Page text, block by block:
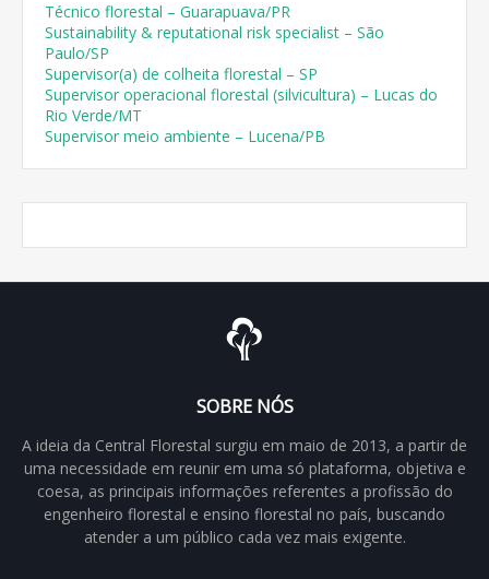
Técnico florestal – Guarapuava/PR
Sustainability & reputational risk specialist – São
Paulo/SP
Supervisor(a) de colheita florestal – SP
Supervisor operacional florestal (silvicultura) – Lucas do
Rio Verde/MT
Supervisor meio ambiente – Lucena/PB
SOBRE NÓS
A ideia da Central Florestal surgiu em maio de 2013, a partir de
uma necessidade em reunir em uma só plataforma, objetiva e
coesa, as principais informações referentes a profissão do
engenheiro florestal e ensino florestal no país, buscando
atender a um público cada vez mais exigente.